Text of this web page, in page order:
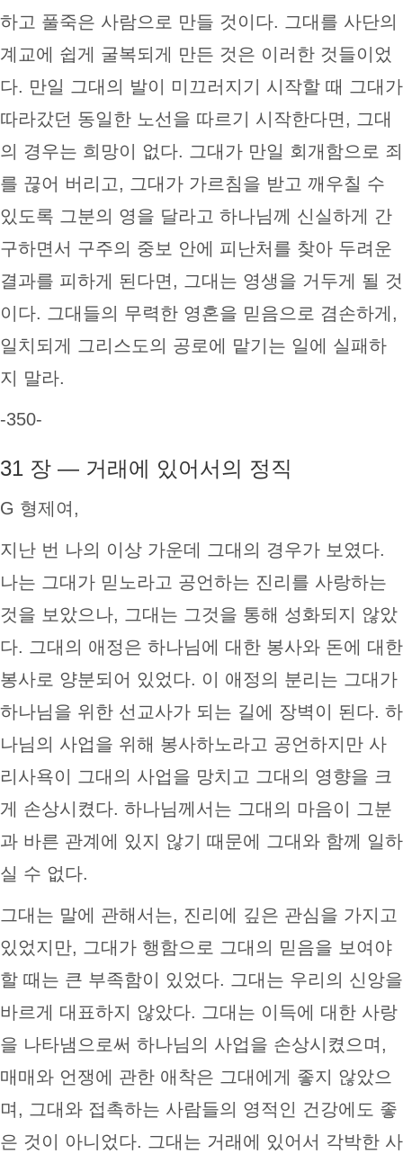
하고 풀죽은 사람으로 만들 것이다. 그대를 사단의
계교에 쉽게 굴복되게 만든 것은 이러한 것들이었
다. 만일 그대의 발이 미끄러지기 시작할 때 그대가
따라갔던 동일한 노선을 따르기 시작한다면, 그대
의 경우는 희망이 없다. 그대가 만일 회개함으로 죄
를 끊어 버리고, 그대가 가르침을 받고 깨우칠 수
있도록 그분의 영을 달라고 하나님께 신실하게 간
구하면서 구주의 중보 안에 피난처를 찾아 두려운
결과를 피하게 된다면, 그대는 영생을 거두게 될 것
이다. 그대들의 무력한 영혼을 믿음으로 겸손하게,
일치되게 그리스도의 공로에 맡기는 일에 실패하
지 말라.
-350-
31 장 — 거래에 있어서의 정직
G 형제여,
지난 번 나의 이상 가운데 그대의 경우가 보였다.
나는 그대가 믿노라고 공언하는 진리를 사랑하는
것을 보았으나, 그대는 그것을 통해 성화되지 않았
다. 그대의 애정은 하나님에 대한 봉사와 돈에 대한
봉사로 양분되어 있었다. 이 애정의 분리는 그대가
하나님을 위한 선교사가 되는 길에 장벽이 된다. 하
나님의 사업을 위해 봉사하노라고 공언하지만 사
리사욕이 그대의 사업을 망치고 그대의 영향을 크
게 손상시켰다. 하나님께서는 그대의 마음이 그분
과 바른 관계에 있지 않기 때문에 그대와 함께 일하
실 수 없다.
그대는 말에 관해서는, 진리에 깊은 관심을 가지고
있었지만, 그대가 행함으로 그대의 믿음을 보여야
할 때는 큰 부족함이 있었다. 그대는 우리의 신앙을
바르게 대표하지 않았다. 그대는 이득에 대한 사랑
을 나타냄으로써 하나님의 사업을 손상시켰으며,
매매와 언쟁에 관한 애착은 그대에게 좋지 않았으
며, 그대와 접촉하는 사람들의 영적인 건강에도 좋
은 것이 아니었다. 그대는 거래에 있어서 각박한 사